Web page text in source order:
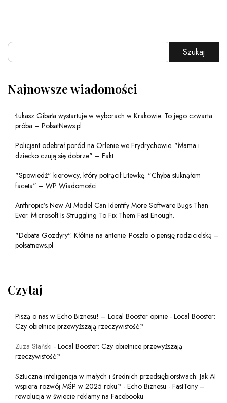
Szukaj
Najnowsze wiadomości
Łukasz Gibała wystartuje w wyborach w Krakowie. To jego czwarta
próba – PolsatNews.pl
Policjant odebrał poród na Orlenie we Frydrychowie. "Mama i
dziecko czują się dobrze" – Fakt
"Spowiedź" kierowcy, który potrącił Litewkę. "Chyba stuknąłem
faceta" – WP Wiadomości
Anthropic’s New AI Model Can Identify More Software Bugs Than
Ever. Microsoft Is Struggling To Fix Them Fast Enough.
"Debata Gozdyry". Kłótnia na antenie. Poszło o pensję rodzicielską –
polsatnews.pl
Czytaj
Piszą o nas w Echo Biznesu! – Local Booster opinie - Local Booster:
Czy obietnice przewyższają rzeczywistość?
Zuza Stański - Local Booster: Czy obietnice przewyższają
rzeczywistość?
Sztuczna inteligencja w małych i średnich przedsiębiorstwach: Jak AI
wspiera rozwój MŚP w 2025 roku? - Echo Biznesu - FastTony –
rewolucja w świecie reklamy na Facebooku